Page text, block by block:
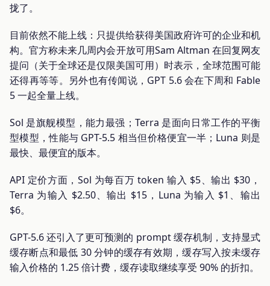
拢了。
目前依然不能上线：只提供给获得美国政府许可的企业和机
构。官方称未来几周内会开放可用Sam Altman 在回复网友
提问（关于全球还是仅限美国可用）时表示，全球范围可能
还得再等等。另外也有传闻说，GPT 5.6 会在下周和 Fable
5 一起全量上线。
Sol 是旗舰模型，能力最强；Terra 是面向日常工作的平衡
型模型，性能与 GPT-5.5 相当但价格便宜一半；Luna 则是
最快、最便宜的版本。
API 定价方面，Sol 为每百万 token 输入 $5、输出 $30，
Terra 为输入 $2.50、输出 $15，Luna 为输入 $1、输出
$6。
GPT-5.6 还引入了更可预测的 prompt 缓存机制，支持显式
缓存断点和最低 30 分钟的缓存有效期，缓存写入按未缓存
输入价格的 1.25 倍计费，缓存读取继续享受 90% 的折扣。